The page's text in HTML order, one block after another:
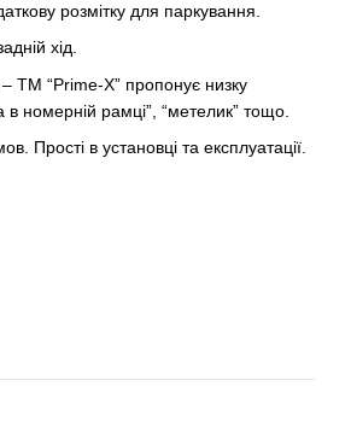
розмітку для паркування.
хід.
TM “Prime-X” пропонує низку
номерній рамці”, “метелик” тощо.
Прості в установці та експлуатації.